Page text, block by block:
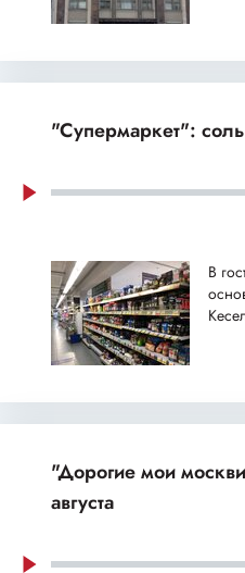
"Супермаркет": соль
В
"Дорогие мои
августа